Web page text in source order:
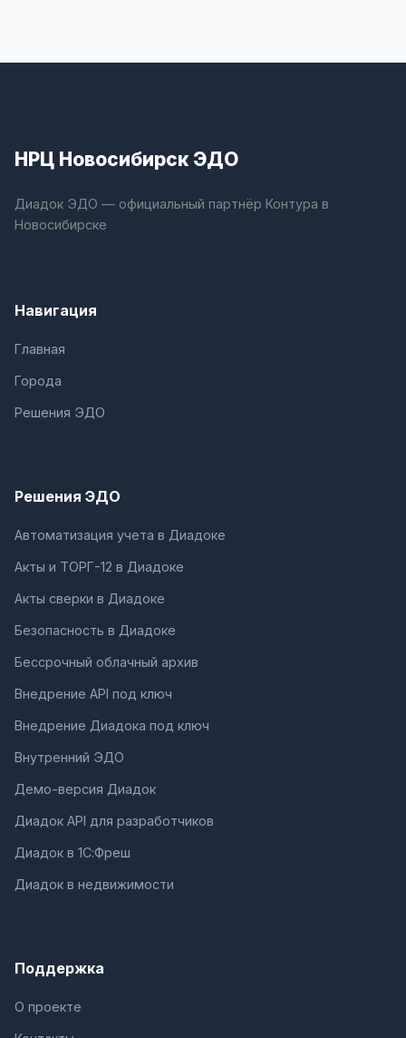
НРЦ Новосибирск ЭДО
Диадок ЭДО — официальный партнёр Контура в
Новосибирске
Навигация
Главная
Города
Решения ЭДО
Решения ЭДО
Автоматизация учета в Диадоке
Акты и ТОРГ-12 в Диадоке
Акты сверки в Диадоке
Безопасность в Диадоке
Бессрочный облачный архив
Внедрение API под ключ
Внедрение Диадока под ключ
Внутренний ЭДО
Демо-версия Диадок
Диадок API для разработчиков
Диадок в 1С:Фреш
Диадок в недвижимости
Поддержка
О проекте